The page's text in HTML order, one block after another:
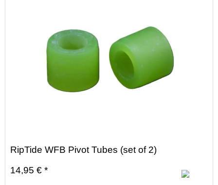
RipTide WFB Pivot Tubes (set of 2)
14,95 € *